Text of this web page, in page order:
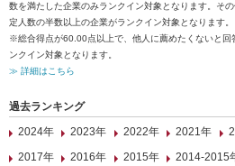
数を満たした企業のみランクイン対象となります。そ
定人数の半数以上の企業がランクイン対象となります。
※総合得点が60.00点以上で、他人に薦めたくないと回
ンクイン対象となります。
≫ 詳細はこちら
過去ランキング
2024年
2023年 2022年 2021年
2017年
2016年 2015年 2014-2015